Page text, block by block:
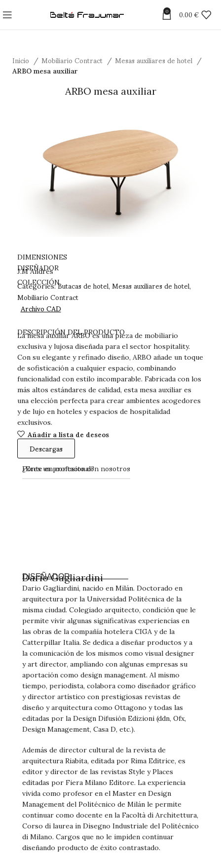
0 0.00 €
Inicio Mobiliario Contract Mesas auxiliares de hotel
ARBO mesa auxiliar
ARBO mesa auxiliar
DESCRIPCIÓN DEL PRODUCTO
La mesa auxiliar ARBO es una pieza de mobiliario
exclusiva y lujosa diseñada para el sector hospitality.
Con su elegante y refinado diseño, ARBO añade un toque
de sofisticación a cualquier espacio, combinando
funcionalidad con estilo incomparable. Fabricada con los
más altos estándares de calidad, esta mesa auxiliar es
una elección perfecta para crear ambientes acogedores
y de lujo en hoteles y espacios de hospitalidad
exclusivos.
Añadir a lista de deseos
Descargas
¿Eres un profesional?
Ponte en contacto con nosotros
DIMENSIONES
DISEÑADOR
J.M Andrés
COLECCIÓN
Categories:Butacas de hotel, Mesas auxiliares de hotel,
Mobiliario Contract
DESCARGAS
Archivo CAD
Darío Gagliardini
DISEÑADOR
Dario Gagliardini, nacido en Milán. Doctorado en
arquitectura por la Universidad Politécnica de la
misma ciudad. Colegiado arquitecto, condición que le
permite vivir algunas significativas experiencias en
las obras de la compañía hotelera CIGA y de la
Catterpillar Italia. Se dedica a diseñar productos y a
la comunicación de los mismos como visual designer
y art director, ampliando con algunas empresas su
aportación como design management. Al mismo
tiempo, periodista, colabora como diseñador gráfico
y director artístico con prestigiosas revistas de
diseño y arquitectura como Ottagono y todas las
editadas por la Design Difusión Edizioni (ddn, Ofx,
Design Management, Casa D, etc.).
Además de director cultural de la revista de
arquitectura Riabita, editada por Rima Editrice, es
editor y director de las revistas Style y Places
editadas por Fiera Milano Editore. La experiencia
vivida como profesor en el Master en Design
Management del Politécnico de Milán le permite
continuar como docente en la Facoltà di Architettura,
Corso di laurea in Disegno Industriale del Politécnico
di Milano. Cargos que no le impiden continuar
diseñando producto de éxito contrastado.